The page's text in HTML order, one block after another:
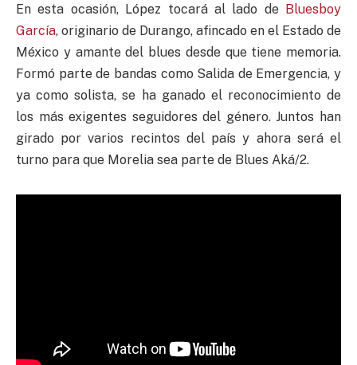
En esta ocasión, López tocará al lado de Bluesboy
García, originario de Durango, afincado en el Estado de
México y amante del blues desde que tiene memoria.
Formó parte de bandas como Salida de Emergencia, y
ya como solista, se ha ganado el reconocimiento de
los más exigentes seguidores del género. Juntos han
girado por varios recintos del país y ahora será el
turno para que Morelia sea parte de Blues Aká/2.